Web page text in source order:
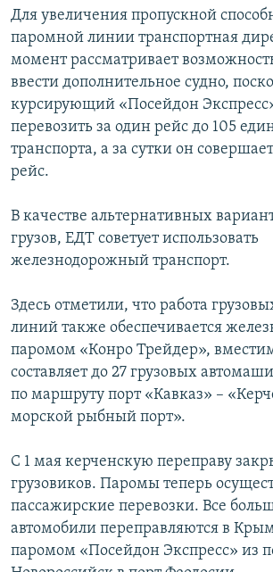
Для увеличения пропускной
паромной линии транспортная
момент рассматривает
ввести дополнительное судно,
курсирующий «Посейдон
перевозить за один рейс до 105
транспорта, а за сутки он
рейс.
В качестве альтернативных
грузов, ЕДТ советует использовать
железнодорожный транспорт.
Здесь отметили, что работа
линий также обеспечивается
паромом «Конро Трейдер»,
составляет до 27 грузовых
по маршруту порт «Кавказ» –
морской рыбный порт».
С 1 мая керченскую переправу
грузовиков. Паромы теперь
пассажирские перевозки. Все
автомобили переправляются в
паромом «Посейдон Экспресс» из